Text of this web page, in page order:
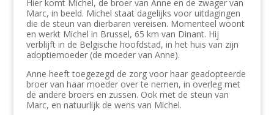
Hier komt Michel, de broer van Anne en de zwager van
Marc, in beeld. Michel staat dagelijks voor uitdagingen
die de steun van dierbaren vereisen. Momenteel woont
en werkt Michel in Brussel, 65 km van Dinant. Hij
verblijft in de Belgische hoofdstad, in het huis van zijn
adoptiemoeder (de moeder van Anne).
Anne heeft toegezegd de zorg voor haar geadopteerde
broer van haar moeder over te nemen, in overleg met
de andere broers en zussen. Ook met de steun van
Marc, en natuurlijk de wens van Michel.